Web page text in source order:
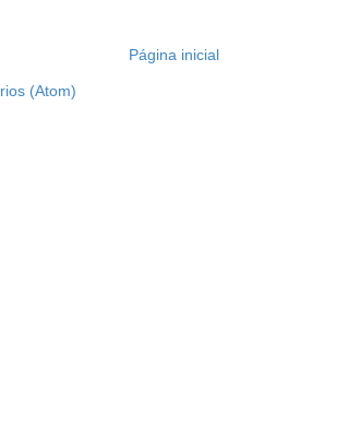
Página inicial
(Atom)